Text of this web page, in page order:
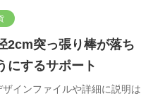
2cm突っ張り棒が落ち
にするサポート
インファイルや詳細に説明は